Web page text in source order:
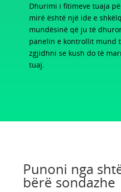
Dhurimi i fitimeve tuaja
mirë është një ide e
mundësinë që ju të
panelin e kontrollit mund
zgjidhni se kush do të
tuaj.
Punoni nga
bërë sondazhe